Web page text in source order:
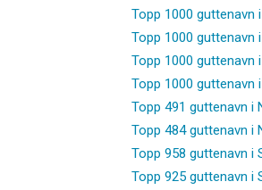
Topp 1000 guttenavn
Topp 1000 guttenavn
Topp 1000 guttenavn
Topp 1000 guttenavn
Topp 491 guttenavn i
Topp 484 guttenavn i
Topp 958 guttenavn i
Topp 925 guttenavn i